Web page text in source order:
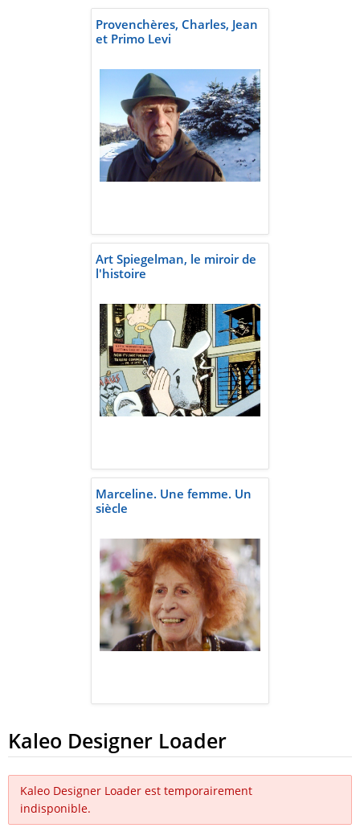
Provenchères, Charles, Jean
et Primo Levi
Art Spiegelman, le miroir de
l'histoire
Marceline. Une femme. Un
siècle
Kaleo Designer Loader
Kaleo Designer Loader est temporairement
indisponible.